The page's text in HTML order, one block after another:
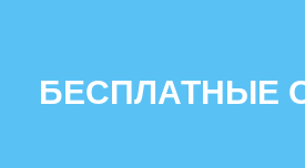
БЕСПЛАТНЫЕ